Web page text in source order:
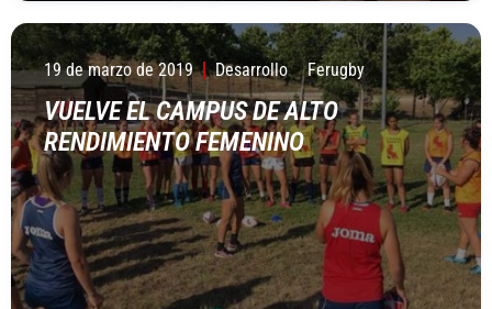
19 de marzo de 2019 Desarrollo Ferugby
VUELVE EL CAMPUS DE ALTO
RENDIMIENTO FEMENINO